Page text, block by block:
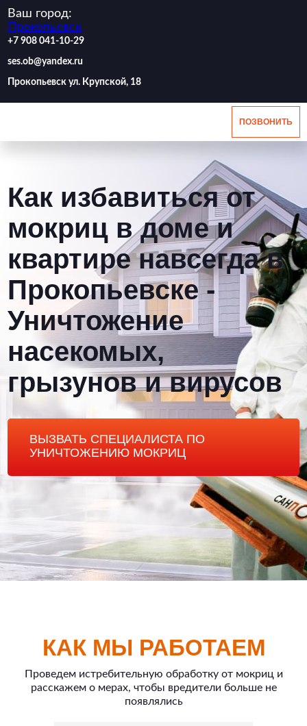
Ваш город:
Прокопьевск
‪+7 908 041-10-29
ses.ob@yandex.ru
Прокопьевск ул. Крупской, 18
ПОЗВОНИТЬ
Как избавиться от
мокриц в доме и
квартире навсегда в
Прокопьевске -
Уничтожение
насекомых,
грызунов и вирусов
ВЫЗВАТЬ СПЕЦИАЛИСТА ПО
УНИЧТОЖЕНИЮ МОКРИЦ
КАК МЫ РАБОТАЕМ
Проведем истребительную обработку от мокриц и
расскажем о мерах, чтобы вредители больше не
появлялись